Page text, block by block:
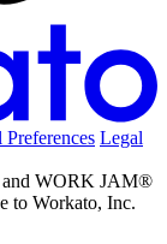
Preferences Legal
WORK JAM®
to Workato, Inc.